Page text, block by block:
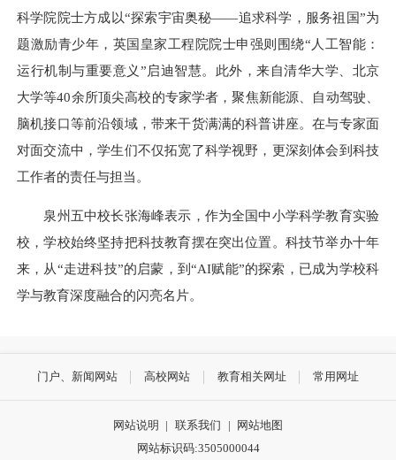
科学院院士方成以“探索宇宙奥秘——追求科学，服务祖国”为
题激励青少年，英国皇家工程院院士申强则围绕“人工智能：
运行机制与重要意义”启迪智慧。此外，来自清华大学、北京
大学等40余所顶尖高校的专家学者，聚焦新能源、自动驾驶、
脑机接口等前沿领域，带来干货满满的科普讲座。在与专家面
对面交流中，学生们不仅拓宽了科学视野，更深刻体会到科技
工作者的责任与担当。
泉州五中校长张海峰表示，作为全国中小学科学教育实验
校，学校始终坚持把科技教育摆在突出位置。科技节举办十年
来，从“走进科技”的启蒙，到“AI赋能”的探索，已成为学校科
学与教育深度融合的闪亮名片。
门户、新闻网站 高校网站 教育相关网址 常用网址
网站说明 | 联系我们 |
网站地图
网站标识码:3505000044